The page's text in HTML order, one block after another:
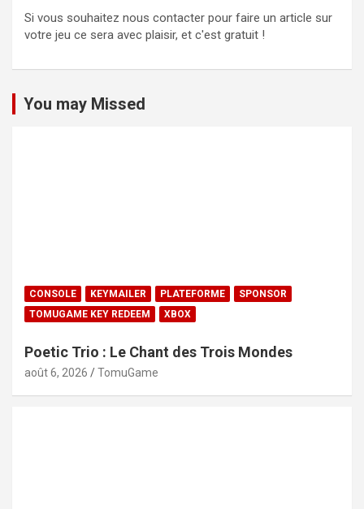
Si vous souhaitez nous contacter pour faire un article sur
votre jeu ce sera avec plaisir, et c'est gratuit !
You may Missed
CONSOLE KEYMAILER PLATEFORME
SPONSOR
TOMUGAME KEY REDEEM
XBOX
Poetic Trio : Le Chant des Trois Mondes
août 6, 2026 TomuGame